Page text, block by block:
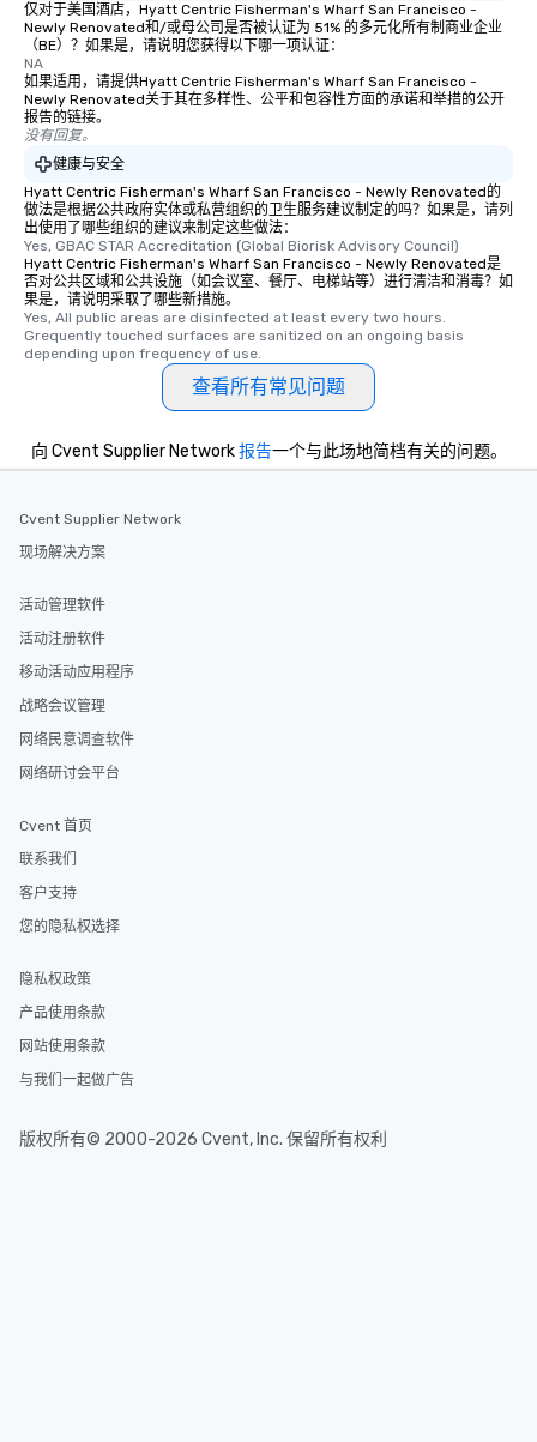
仅对于美国酒店，Hyatt Centric Fisherman's Wharf San Francisco -
Newly Renovated和/或母公司是否被认证为 51% 的多元化所有制商业企业
（BE）？如果是，请说明您获得以下哪一项认证：
NA
如果适用，请提供Hyatt Centric Fisherman's Wharf San Francisco -
Newly Renovated关于其在多样性、公平和包容性方面的承诺和举措的公开
报告的链接。
没有回复。
健康与安全
Hyatt Centric Fisherman's Wharf San Francisco - Newly Renovated的
做法是根据公共政府实体或私营组织的卫生服务建议制定的吗？如果是，请列
出使用了哪些组织的建议来制定这些做法：
Yes, GBAC STAR Accreditation (Global Biorisk Advisory Council)
Hyatt Centric Fisherman's Wharf San Francisco - Newly Renovated是
否对公共区域和公共设施（如会议室、餐厅、电梯站等）进行清洁和消毒？如
果是，请说明采取了哪些新措施。
Yes, All public areas are disinfected at least every two hours.
Grequently touched surfaces are sanitized on an ongoing basis
depending upon frequency of use.
查看所有常见问题
向 Cvent Supplier Network报告一个与此场地简档有关的问题。
Cvent Supplier Network
现场解决方案
活动管理软件
活动注册软件
移动活动应用程序
战略会议管理
网络民意调查软件
网络研讨会平台
Cvent 首页
联系我们
客户支持
您的隐私权选择
隐私权政策
产品使用条款
网站使用条款
与我们一起做广告
版权所有© 2000-2026 Cvent, Inc. 保留所有权利